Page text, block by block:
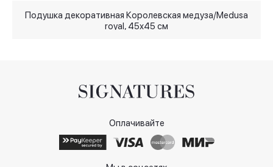
Подушка декоративная Королевская медуза/Medusa
royal, 45x45 см
Оплачивайте